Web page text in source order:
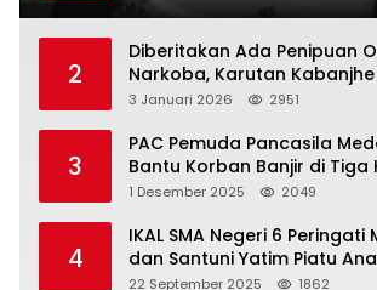
2
Diberitakan Ada Penipuan
Narkoba, Karutan
dan Berita Tak
3 Januari 2026 2951
3
PAC Pemuda Pancasila
Bantu Korban Banjir di Tiga
1 Desember 2025 2049
4
IKAL SMA Negeri 6 Peringati
dan Santuni Yatim Piatu
22 September 2025 1862